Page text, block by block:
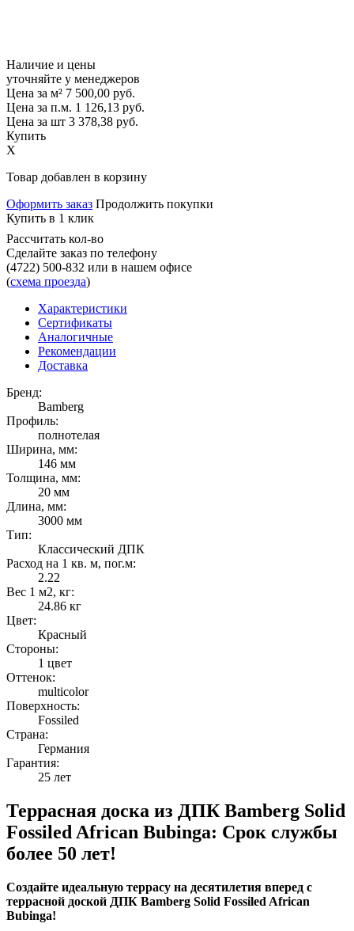
Наличие и цены
уточняйте у менеджеров
Цена за м² 7 500,00 руб.
Цена за п.м. 1 126,13 руб.
Цена за шт 3 378,38 руб.
Купить
X
Товар добавлен в корзину
Оформить заказ Продолжить покупки
Купить в 1 клик
Рассчитать кол-во
Сделайте заказ по телефону
(4722) 500-832 или в нашем офисе
(схема проезда)
Характеристики
Сертификаты
Аналогичные
Рекомендации
Доставка
Бренд:
Bamberg
Профиль:
полнотелая
Ширина, мм:
146 мм
Толщина, мм:
20 мм
Длина, мм:
3000 мм
Тип:
Классический ДПК
Расход на 1 кв. м, пог.м:
2.22
Вес 1 м2, кг:
24.86 кг
Цвет:
Красный
Стороны:
1 цвет
Оттенок:
multicolor
Поверхность:
Fossiled
Страна:
Германия
Гарантия:
25 лет
Террасная доска из ДПК Bamberg Solid
Fossiled African Bubinga: Срок службы
более 50 лет!
Создайте идеальную террасу на десятилетия вперед с
террасной доской ДПК Bamberg Solid Fossiled African
Bubinga!